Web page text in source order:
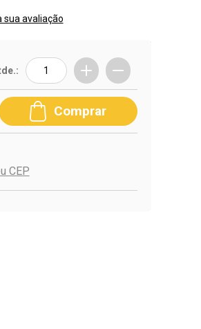
sua avaliação
Comprar
CEP